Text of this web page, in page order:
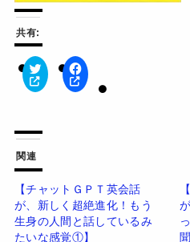
共有:
ク
リ
て
T
w
i
t
t
e
r
で
共
有
F
a
有
す
る
に
は
ク
関連
【チャットＧＰＴ英会話
が、新しく超絶進化！もう
生身の人間と話しているみ
たいな感覚①】